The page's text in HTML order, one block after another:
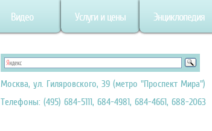
Видео Услуги и цены Энциклопедия
Москва, ул. Гиляровского, 39 (метро "Проспект Мира")
Телефоны: (495) 684-5111, 684-4981, 684-4661, 688-2063